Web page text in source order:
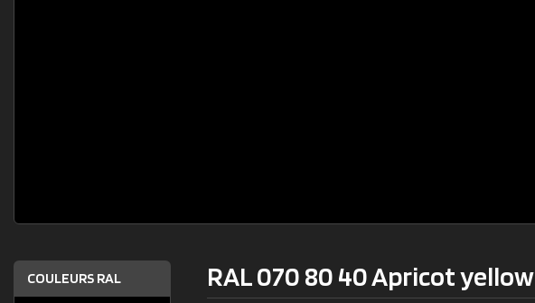
COULEURS RAL RAL 070 80 40 Apricot yellow